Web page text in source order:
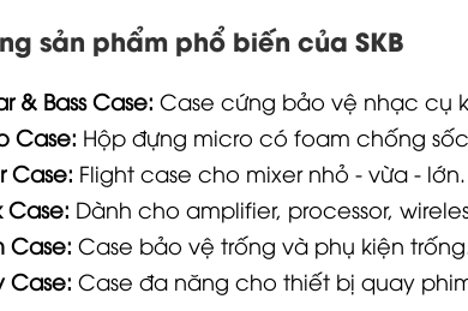
sản phẩm phổ biến của SKB
& Bass Case: Case cứng bảo vệ nhạc cụ
Case: Hộp đựng micro có foam chống
Case: Flight case cho mixer nhỏ - vừa - lớn.
Case: Dành cho amplifier, processor,
Case: Case bảo vệ trống và phụ kiện
Case: Case đa năng cho thiết bị quay